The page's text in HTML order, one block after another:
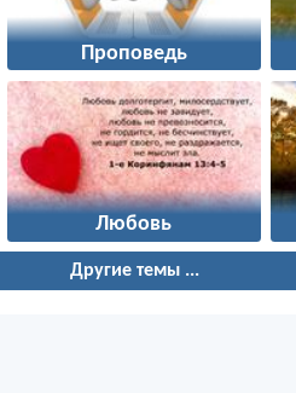
Проповедь
Любовь
Другие темы ...